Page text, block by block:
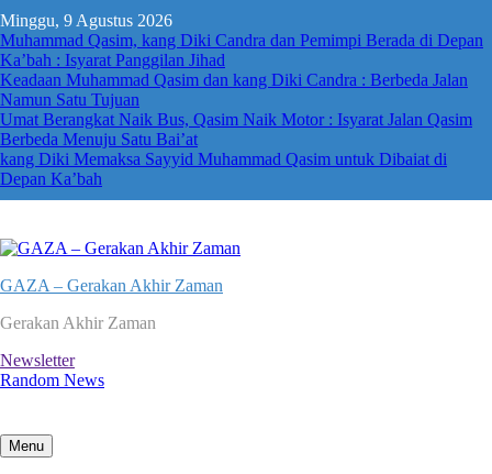
to
content
Minggu, 9 Agustus 2026
Muhammad Qasim, kang Diki Candra dan Pemimpi Berada di Depan
Ka’bah : Isyarat Panggilan Jihad
Keadaan Muhammad Qasim dan kang Diki Candra : Berbeda Jalan
Namun Satu Tujuan
Umat Berangkat Naik Bus, Qasim Naik Motor : Isyarat Jalan Qasim
Berbeda Menuju Satu Bai’at
kang Diki Memaksa Sayyid Muhammad Qasim untuk Dibaiat di
Depan Ka’bah
GAZA – Gerakan Akhir Zaman
Gerakan Akhir Zaman
Newsletter
Random News
Menu